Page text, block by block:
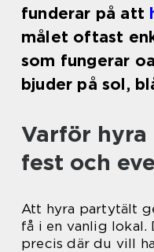
funderar på att
målet oftast
som fungerar
bjuder på sol,
Varför
fest och
Att hyra partytält
få i en vanlig lokal.
precis där du vill